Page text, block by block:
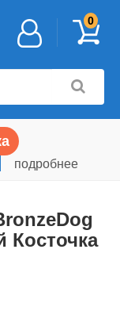
0
подробнее
Косточка